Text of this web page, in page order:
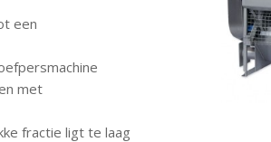
een
met
fractie ligt te laag